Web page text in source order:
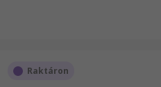
Raktáron